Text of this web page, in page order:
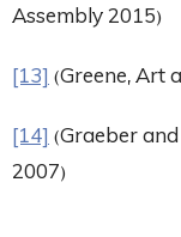
Assembly 2015)
[13](Greene, Art
[14](Graeber
2007)